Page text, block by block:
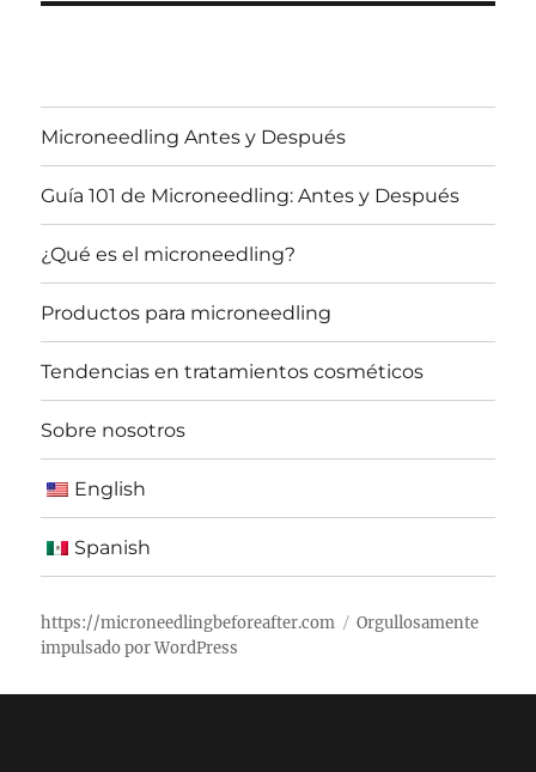
Microneedling Antes y Después
Guía 101 de Microneedling: Antes y Después
¿Qué es el microneedling?
Productos para microneedling
Tendencias en tratamientos cosméticos
Sobre nosotros
English
Spanish
https://microneedlingbeforeafter.com
Orgullosamente
impulsado por WordPress